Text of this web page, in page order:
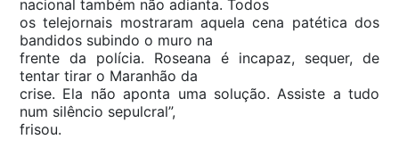
nacional também não adianta. Todos
os telejornais mostraram aquela cena patética dos
bandidos subindo o muro na
frente da polícia. Roseana é incapaz, sequer, de
tentar tirar o Maranhão da
crise. Ela não aponta uma solução. Assiste a tudo
num silêncio sepulcral”,
frisou.